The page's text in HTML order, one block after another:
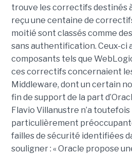
trouve les correctifs destinés
reçu une centaine de
moitié sont classés comme
sans authentification. Ceux-ci
composants tels que
ces correctifs concernaient
Middleware, dont un certain
fin de support de la part
Flavio Villanustre n’a toutefois
particulièrement
failles de sécurité identifiées
souligner : « Oracle propose